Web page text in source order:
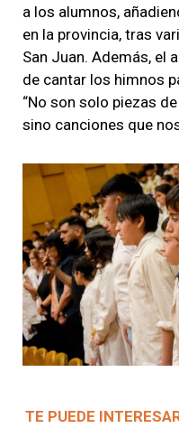
a los alumnos,
en la provincia, tras
San Juan. Además, el
de cantar los himnos
“No son solo piezas
sino canciones que
TE PUEDE